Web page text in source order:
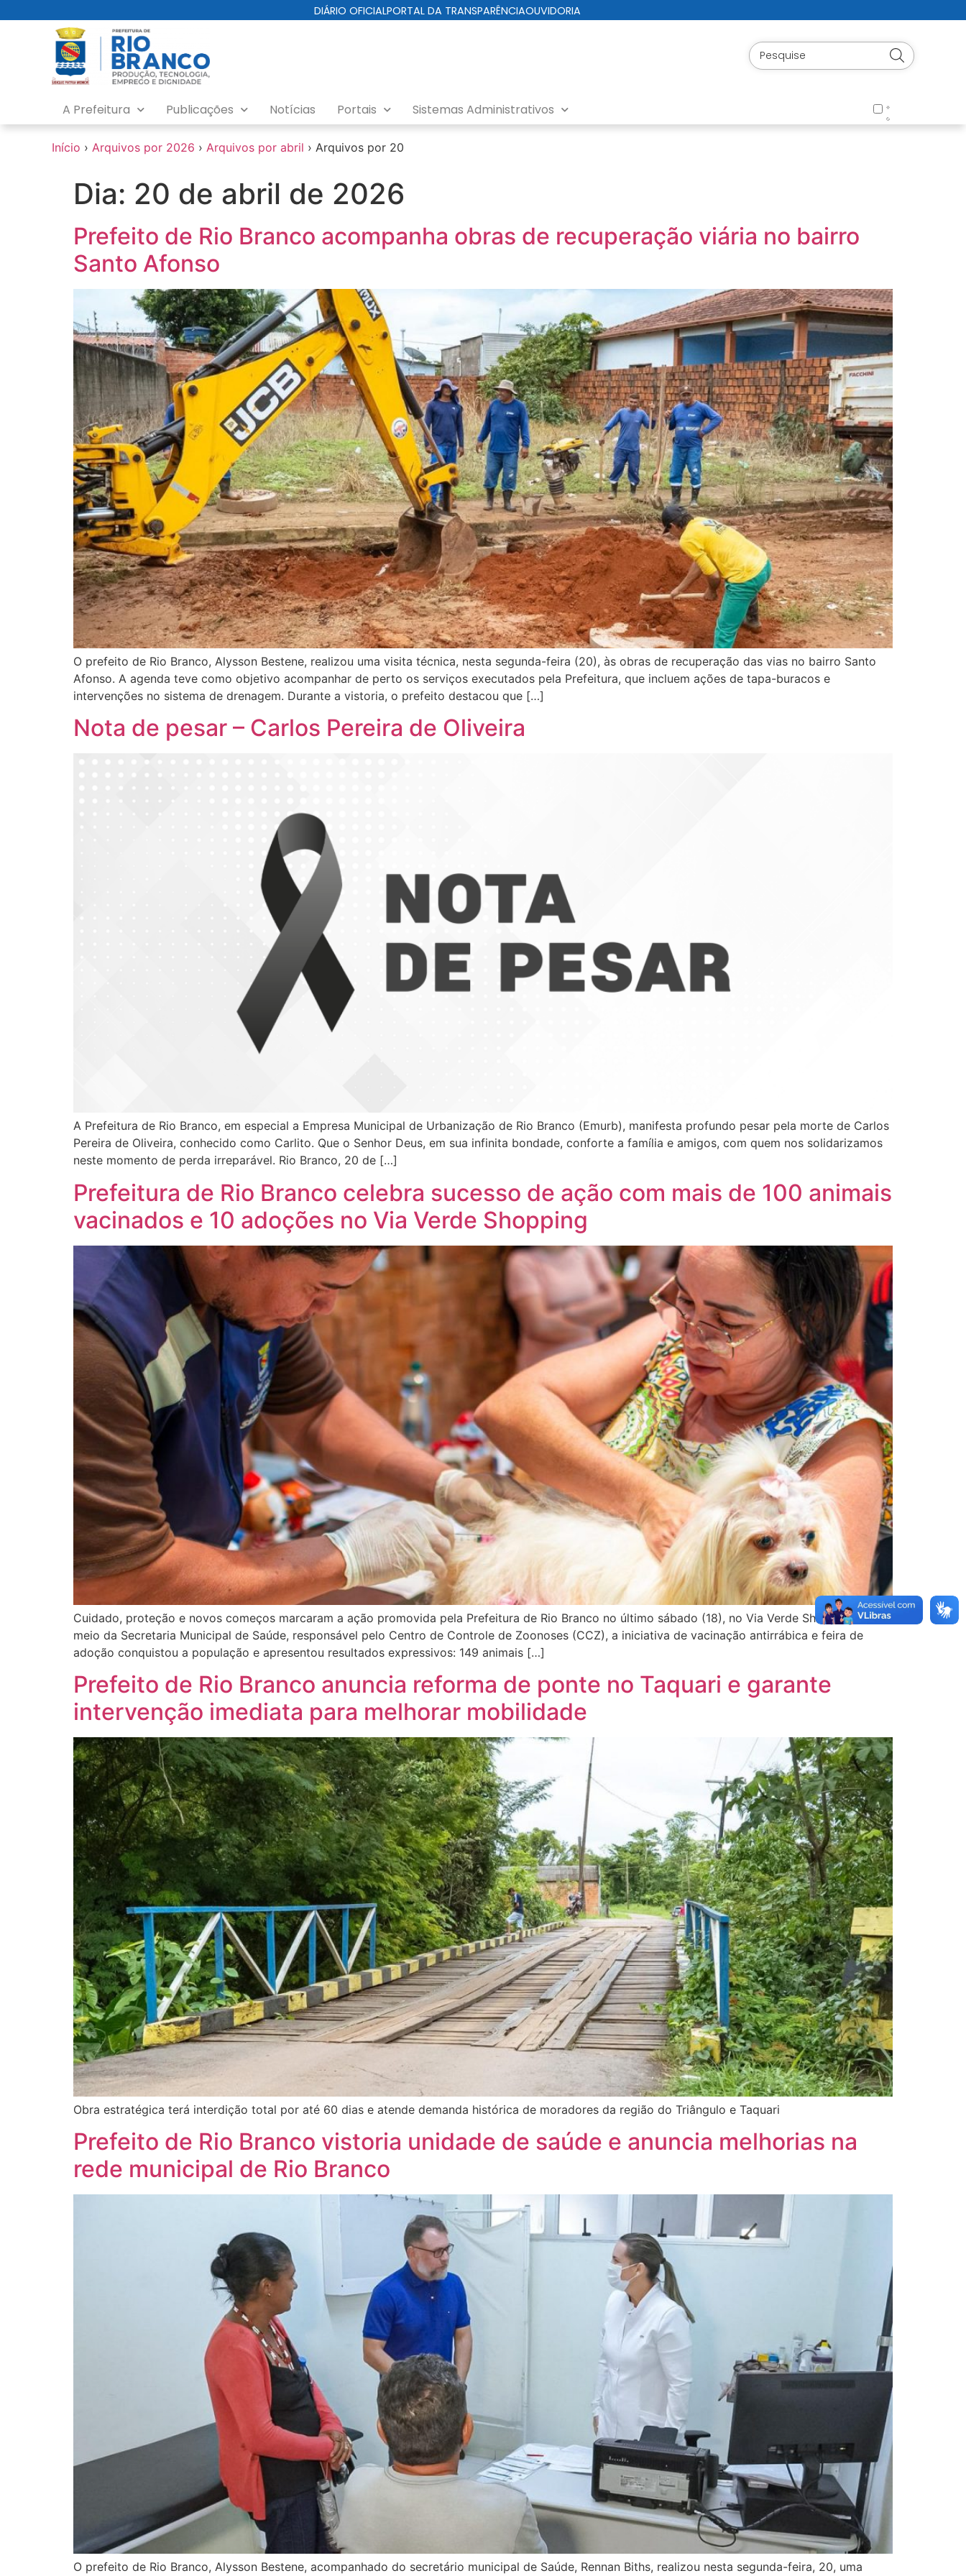
conteúdo
DIÁRIO OFICIALPORTAL DA TRANSPARÊNCIAOUVIDORIA
A Prefeitura Publicações Notícias Portais Sistemas Administrativos
Início › Arquivos por 2026 › Arquivos por abril › Arquivos por 20
Dia: 20 de abril de 2026
Prefeito de Rio Branco acompanha obras de recuperação viária no bairro
Santo Afonso
O prefeito de Rio Branco, Alysson Bestene, realizou uma visita técnica, nesta segunda-feira (20), às obras de recuperação das vias no bairro Santo
Afonso. A agenda teve como objetivo acompanhar de perto os serviços executados pela Prefeitura, que incluem ações de tapa-buracos e
intervenções no sistema de drenagem. Durante a vistoria, o prefeito destacou que […]
Nota de pesar – Carlos Pereira de Oliveira
A Prefeitura de Rio Branco, em especial a Empresa Municipal de Urbanização de Rio Branco (Emurb), manifesta profundo pesar pela morte de Carlos
Pereira de Oliveira, conhecido como Carlito. Que o Senhor Deus, em sua infinita bondade, conforte a família e amigos, com quem nos solidarizamos
neste momento de perda irreparável. Rio Branco, 20 de […]
Prefeitura de Rio Branco celebra sucesso de ação com mais de 100 animais
vacinados e 10 adoções no Via Verde Shopping
Cuidado, proteção e novos começos marcaram a ação promovida pela Prefeitura de Rio Branco no último sábado (18), no Via Verde Shopping. Por
meio da Secretaria Municipal de Saúde, responsável pelo Centro de Controle de Zoonoses (CCZ), a iniciativa de vacinação antirrábica e feira de
adoção conquistou a população e apresentou resultados expressivos: 149 animais […]
Prefeito de Rio Branco anuncia reforma de ponte no Taquari e garante
intervenção imediata para melhorar mobilidade
Obra estratégica terá interdição total por até 60 dias e atende demanda histórica de moradores da região do Triângulo e Taquari
Prefeito de Rio Branco vistoria unidade de saúde e anuncia melhorias na
rede municipal de Rio Branco
O prefeito de Rio Branco, Alysson Bestene, acompanhado do secretário municipal de Saúde, Rennan Biths, realizou nesta segunda-feira, 20, uma